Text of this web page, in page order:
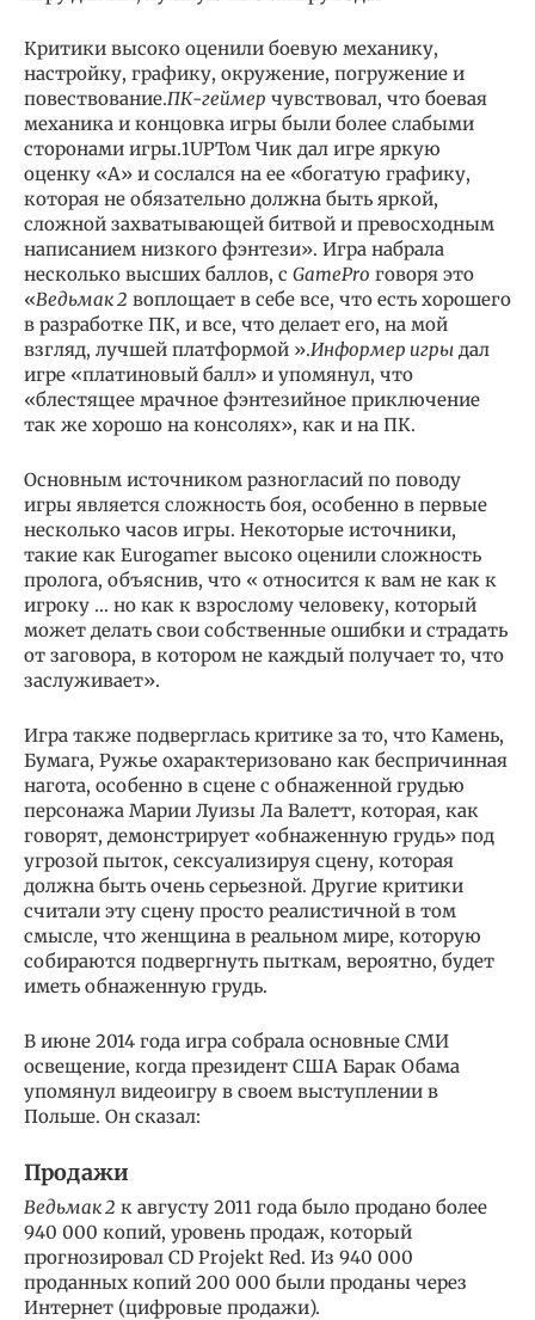
Критики высоко оценили боевую механику,
настройку, графику, окружение, погружение и
повествование.ПК-геймер чувствовал, что боевая
механика и концовка игры были более слабыми
сторонами игры.1UPТом Чик дал игре яркую
оценку «А» и сослался на ее «богатую графику,
которая не обязательно должна быть яркой,
сложной захватывающей битвой и превосходным
написанием низкого фэнтези». Игра набрала
несколько высших баллов, с GamePro говоря это
«Ведьмак 2 воплощает в себе все, что есть хорошего
в разработке ПК, и все, что делает его, на мой
взгляд, лучшей платформой ».Информер игры дал
игре «платиновый балл» и упомянул, что
«блестящее мрачное фэнтезийное приключение
так же хорошо на консолях», как и на ПК.
Основным источником разногласий по поводу
игры является сложность боя, особенно в первые
несколько часов игры. Некоторые источники,
такие как Eurogamer высоко оценили сложность
пролога, объяснив, что « относится к вам не как к
игроку … но как к взрослому человеку, который
может делать свои собственные ошибки и страдать
от заговора, в котором не каждый получает то, что
заслуживает».
Игра также подверглась критике за то, что Камень,
Бумага, Ружье охарактеризовано как беспричинная
нагота, особенно в сцене с обнаженной грудью
персонажа Марии Луизы Ла Валетт, которая, как
говорят, демонстрирует «обнаженную грудь» под
угрозой пыток, сексуализируя сцену, которая
должна быть очень серьезной. Другие критики
считали эту сцену просто реалистичной в том
смысле, что женщина в реальном мире, которую
собираются подвергнуть пыткам, вероятно, будет
иметь обнаженную грудь.
В июне 2014 года игра собрала основные СМИ
освещение, когда президент США Барак Обама
упомянул видеоигру в своем выступлении в
Польше. Он сказал:
Продажи
Ведьмак 2 к августу 2011 года было продано более
940 000 копий, уровень продаж, который
прогнозировал CD Projekt Red. Из 940 000
проданных копий 200 000 были проданы через
Интернет (цифровые продажи).